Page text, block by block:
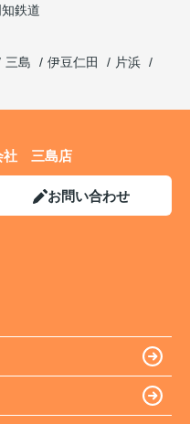
鉄道
三島 伊豆仁田
片浜
社 三島店
お問い合わせ